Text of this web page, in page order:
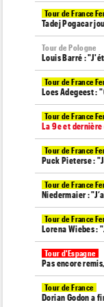
Tour de France
Tadej Pogacar
Tour de Pologne
Louis Barré :
Tour de France
Loes Adegeest :
Tour de France
La 9e et
Tour de France
Puck Pieterse :
Tour de France
Niedermaier :
Tour de France
Lorena Wiebes :
Tour d'Espagne
Pas encore
Tour de France
Dorian Godon a